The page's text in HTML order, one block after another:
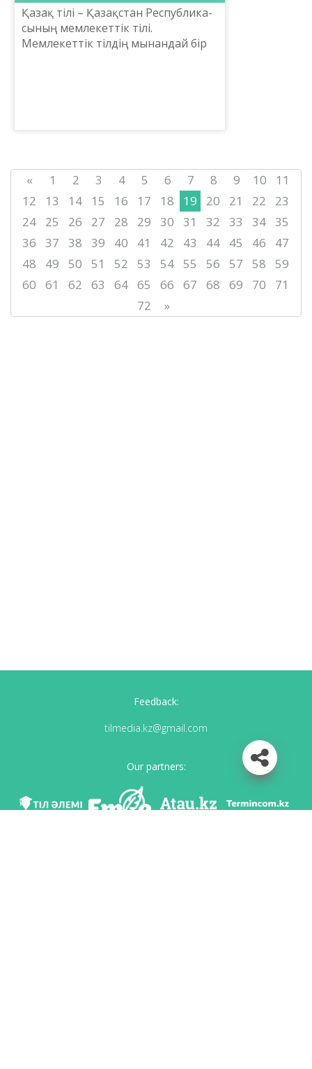
Қазақ тілі – Қазақстан Республика­
сының мемлекеттік тілі.
Мемлекеттік тілдің мынандай бір
« 1 2 3 4 5 6 7 8 9 10
11
12
13 14 15 16 17 18 19 20 21 22
23
24
25 26 27 28 29 30 31 32 33 34 35
36
37 38 39 40 41 42 43 44 45 46
47
48
49 50 51 52 53 54 55 56 57 58
59
60
61 62 63 64 65 66 67 68 69 70
71
72
»
Feedback:
tilmedia.kz@gmail.com
Our partners: